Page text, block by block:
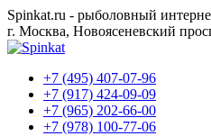
Spinkat.ru - рыболовный
г. Москва, Новоясеневский
+7 (495) 407-07-96
+7 (917) 424-09-09
+7 (965) 202-66-00
+7 (978) 100-77-06